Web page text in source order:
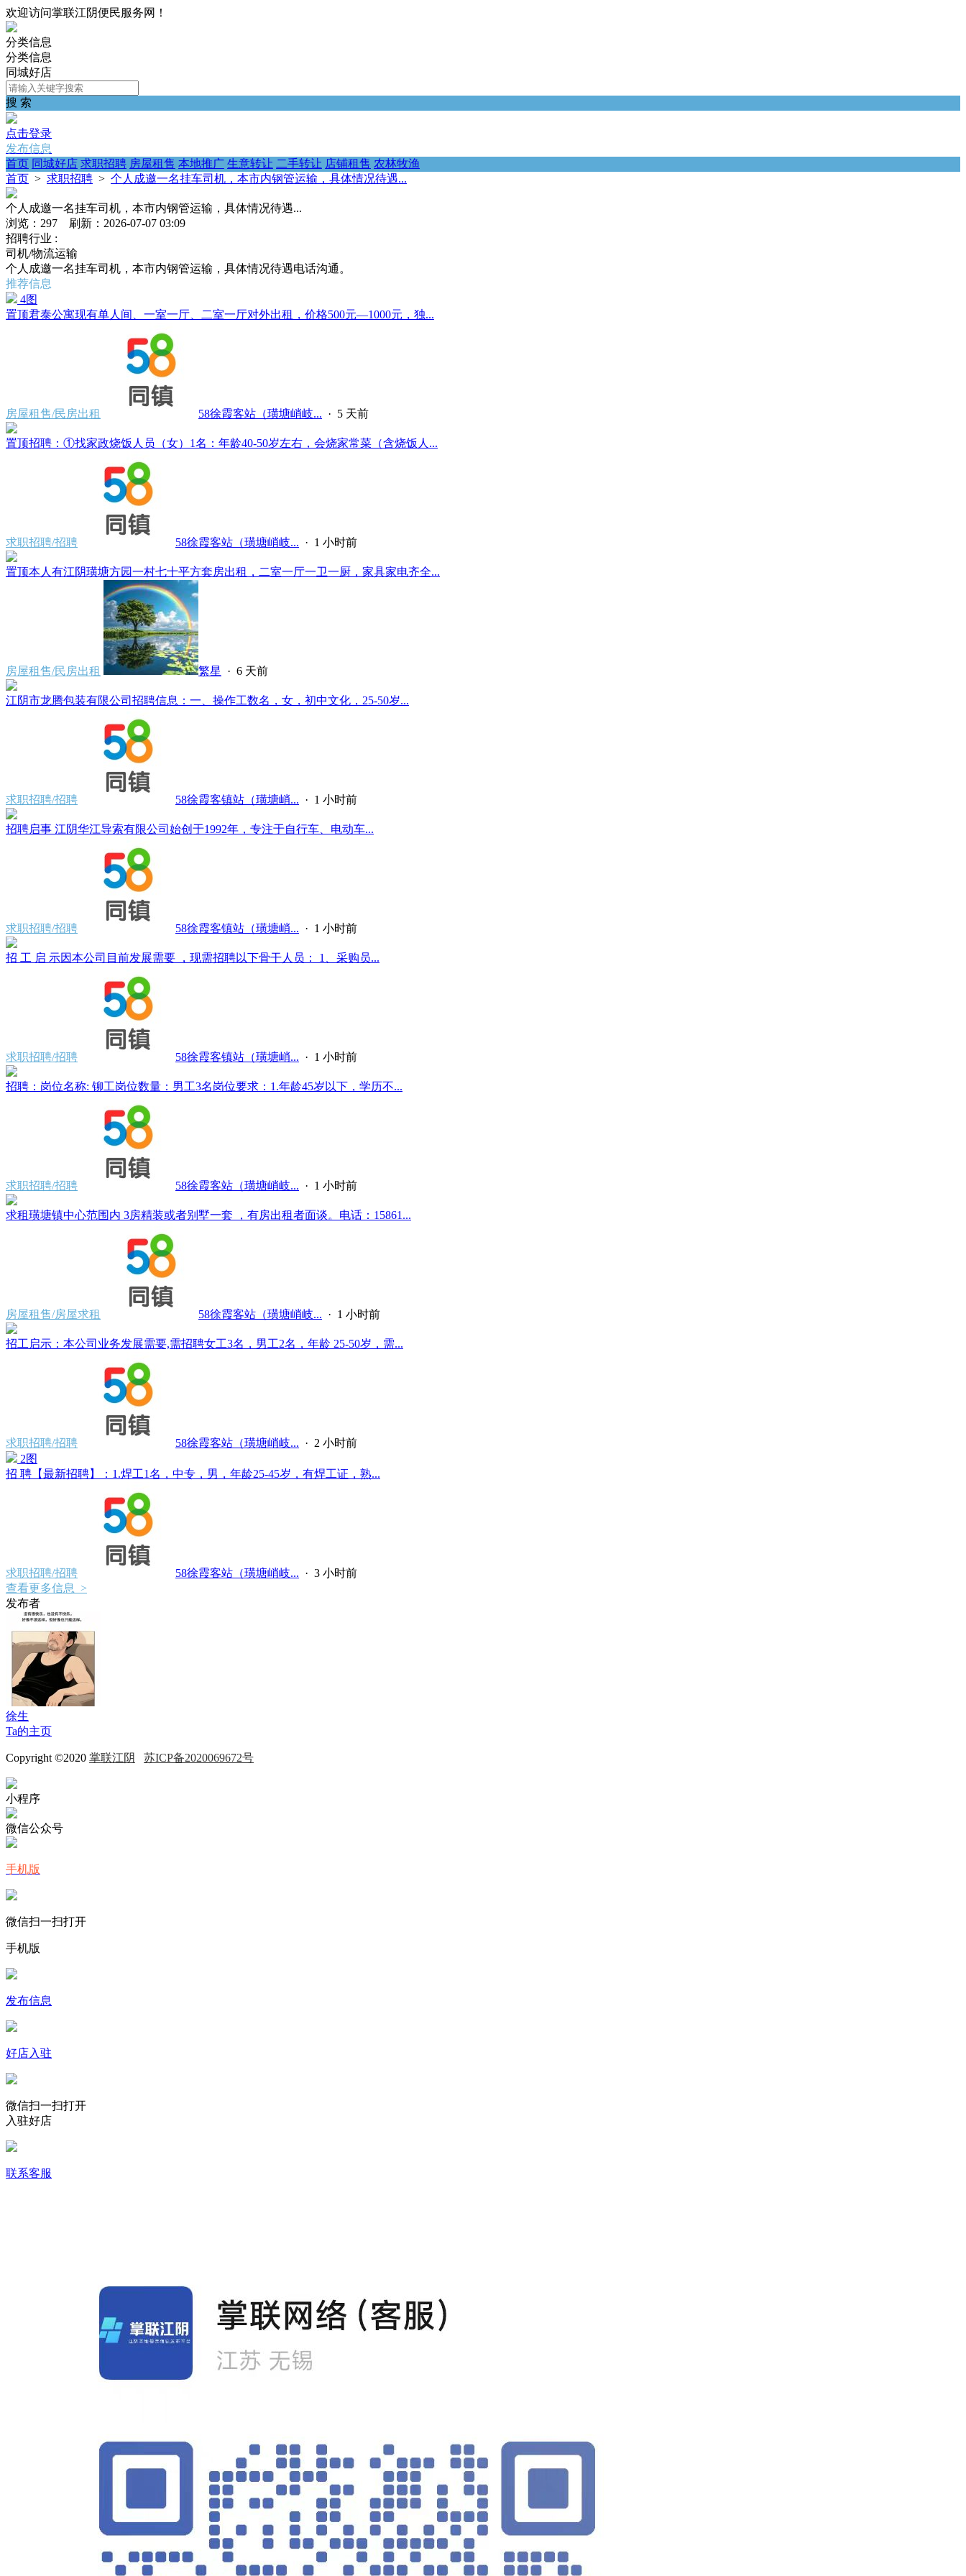
欢迎访问掌联江阴便民服务网！
分类信息
分类信息
同城好店
搜 索
点击登录
发布信息
首页 同城好店 求职招聘 房屋租售 本地推广 生意转让 二手转让 店铺租售 农林牧渔
首页 > 求职招聘 > 个人成邀一名挂车司机，本市内钢管运输，具体情况待遇...
个人成邀一名挂车司机，本市内钢管运输，具体情况待遇...
浏览：297 刷新：2026-07-07 03:09
招聘行业 :
司机/物流运输
个人成邀一名挂车司机，本市内钢管运输，具体情况待遇电话沟通。
推荐信息
4图
置顶君泰公寓现有单人间、一室一厅、二室一厅对外出租，价格500元—1000元，独...
房屋租售/民房出租 58徐霞客站（璜塘峭岐... · 5 天前
置顶招聘：①找家政烧饭人员（女）1名：年龄40-50岁左右，会烧家常菜（含烧饭人...
求职招聘/招聘 58徐霞客站（璜塘峭岐... · 1 小时前
置顶本人有江阴璜塘方园一村七十平方套房出租，二室一厅一卫一厨，家具家电齐全...
房屋租售/民房出租 繁星 · 6 天前
江阴市龙腾包装有限公司招聘信息：一、操作工数名，女，初中文化，25-50岁...
求职招聘/招聘 58徐霞客镇站（璜塘峭... · 1 小时前
招聘启事 江阴华江导索有限公司始创于1992年，专注于自行车、电动车...
求职招聘/招聘 58徐霞客镇站（璜塘峭... · 1 小时前
招 工 启 示因本公司目前发展需要 ，现需招聘以下骨干人员： 1、采购员...
求职招聘/招聘 58徐霞客镇站（璜塘峭... · 1 小时前
招聘：岗位名称: 铆工岗位数量：男工3名岗位要求：1.年龄45岁以下，学历不...
求职招聘/招聘 58徐霞客站（璜塘峭岐... · 1 小时前
求租璜塘镇中心范围内 3房精装或者别墅一套 ，有房出租者面谈。电话：15861...
房屋租售/房屋求租 58徐霞客站（璜塘峭岐... · 1 小时前
招工启示：本公司业务发展需要,需招聘女工3名，男工2名，年龄 25-50岁，需...
求职招聘/招聘 58徐霞客站（璜塘峭岐... · 2 小时前
2图
招 聘【最新招聘】：1.焊工1名，中专，男，年龄25-45岁，有焊工证，熟...
求职招聘/招聘 58徐霞客站（璜塘峭岐... · 3 小时前
查看更多信息 >
发布者
徐生
Ta的主页
Copyright ©2020 掌联江阴 苏ICP备2020069672号
小程序
微信公众号
手机版
微信扫一扫打开
手机版
发布信息
好店入驻
微信扫一扫打开
入驻好店
联系客服